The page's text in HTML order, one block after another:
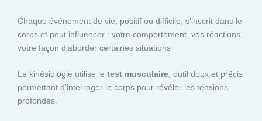
Chaque événement de vie, positif ou difficile, s’inscrit dans le
corps et peut influencer : votre comportement, vos réactions,
votre façon d’aborder certaines situations
La kinésiologie utilise le test musculaire, outil doux et précis
permettant d’interroger le corps pour révéler les tensions
profondes.